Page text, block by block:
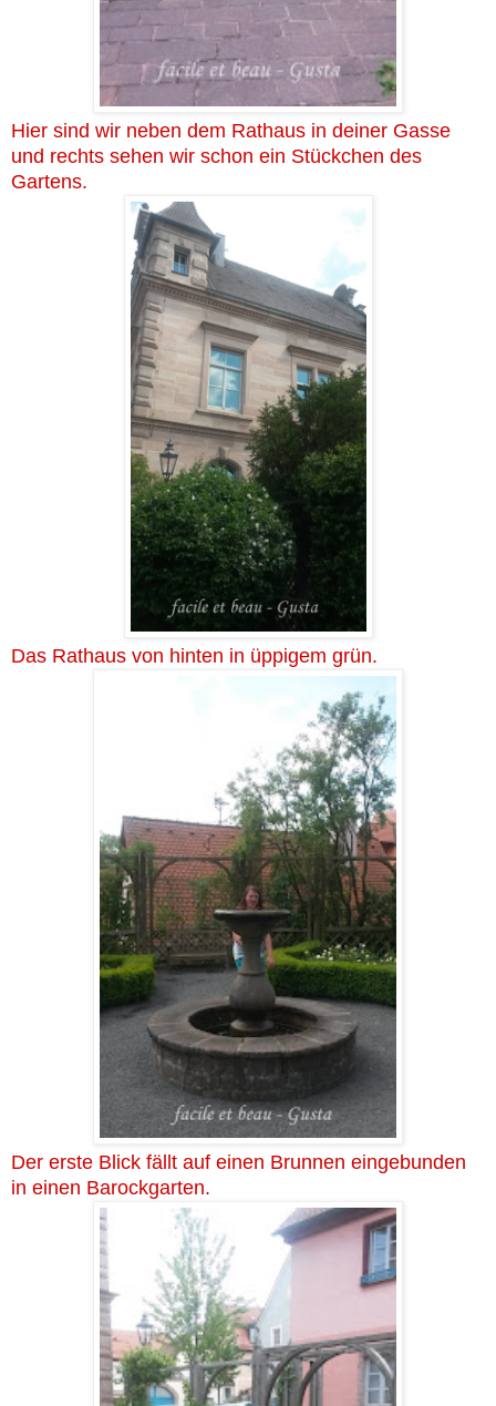
Hier sind wir neben dem Rathaus in deiner Gasse
und rechts sehen wir schon ein Stückchen des
Gartens.
Das Rathaus von hinten in üppigem grün.
Der erste Blick fällt auf einen Brunnen eingebunden
in einen Barockgarten.